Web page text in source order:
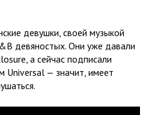
девушки, своей музыкой
девяностых. Они уже давали
а сейчас подписали
Universal — значит, имеет